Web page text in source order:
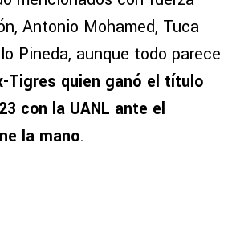
Antonio Mohamed, Tuca
Pineda, aunque todo parece
Tigres quien ganó el título
con la UANL ante el
la mano.